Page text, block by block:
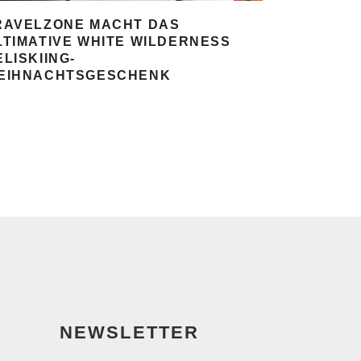
MACHT DAS
WHITE WILDERNESS
NEWSLETTER